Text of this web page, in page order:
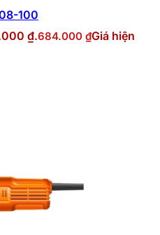
100
₫.684.000 ₫Giá hiện